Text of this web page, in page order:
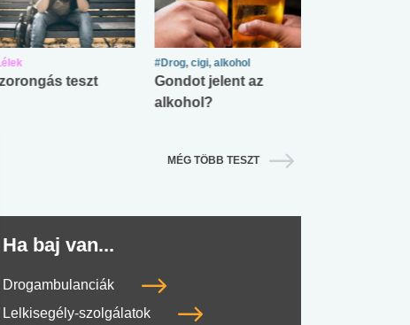
teszt
#Drog, cigi, alkohol
Gondot jelent az
alkohol?
MÉG TÖBB TESZT
Ha baj van...
Drogambulanciák
Lelkisegély-szolgálatok